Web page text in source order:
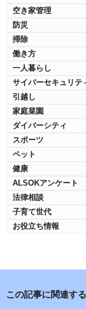
空き家管理
防災
掃除
働き方
一人暮らし
サイバーセキュリテ
引越し
家庭菜園
ダイバーシティ
スポーツ
ペット
健康
ALSOKアンケート
法律相談
子育て世代
お役立ち情報
この記事に関連す